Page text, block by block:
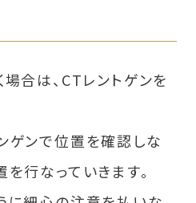
合は、CTレントゲンを
ゲンで位置を確認しな
行なっていきます。